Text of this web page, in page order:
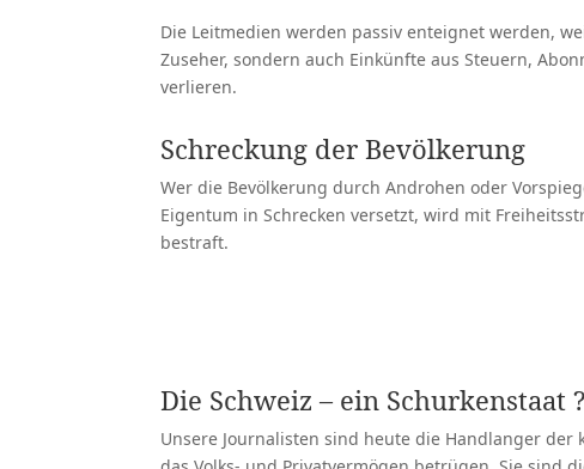
Die Leitmedien werden passiv enteignet werden,
Zuseher, sondern auch Einkünfte aus Steuern,
verlieren.
Schreckung der Bevölkerung
Wer die Bevölkerung durch Androhen oder
Eigentum in Schrecken versetzt, wird mit
bestraft.
Die Schweiz – ein Schurkenstaat ?
Unsere Journalisten sind heute die Handlanger der